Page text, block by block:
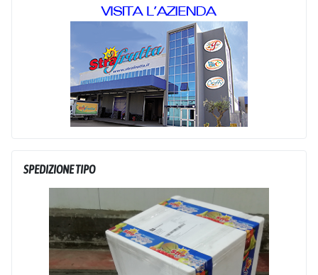
SPEDIZIONE TIPO